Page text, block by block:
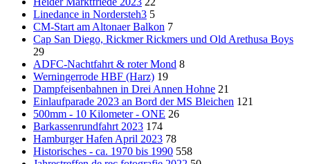
Linedance in Nordersteh3 5
CM-Start am Altonaer Balkon 7
Cap San Diego, Rickmer Rickmers und Old Arethusa Boys
29
ADFC-Nachtfahrt & roter Mond 8
Werningerrode HBF (Harz) 19
Dampfeisenbahnen in Drei Annen Hohne 21
Einlaufparade 2023 an Bord der MS Bleichen 121
500mm - 10 Kilometer - ONE 26
Barkassenrundfahrt 2023 174
Hamburger Hafen April 2023 78
Historisches - ca. 1970 bis 1990 558